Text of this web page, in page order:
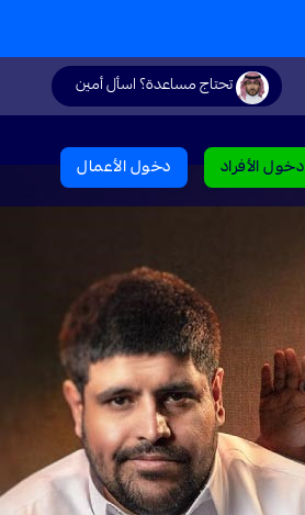
تحتاج مساعدة؟ اسأل أمين
دخول الأفراد دخول الأعمال